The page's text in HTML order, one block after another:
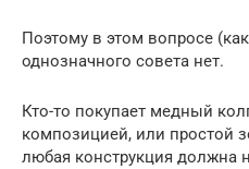
Поэтому в этом вопросе
однозначного совета нет.
Кто-то покупает медный
композицией, или простой
любая конструкция должна